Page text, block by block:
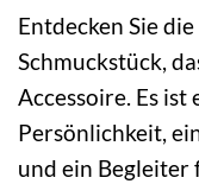
Entdecken Sie die
Schmuckstück,
Accessoire. Es
Persönlichkeit,
und ein Begleiter